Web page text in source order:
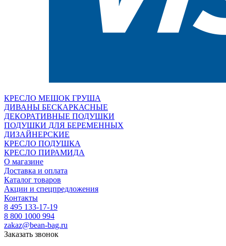
КРЕСЛО МЕШОК ГРУША
ДИВАНЫ БЕСКАРКАСНЫЕ
ДЕКОРАТИВНЫЕ ПОДУШКИ
ПОДУШКИ ДЛЯ БЕРЕМЕННЫХ
ДИЗАЙНЕРСКИЕ
КРЕСЛО ПОДУШКА
КРЕСЛО ПИРАМИДА
О магазине
Доставка и оплата
Каталог товаров
Акции и спецпредложения
Контакты
8 495 133-17-19
8 800 1000 994
zakaz@bean-bag.ru
Заказать звонок